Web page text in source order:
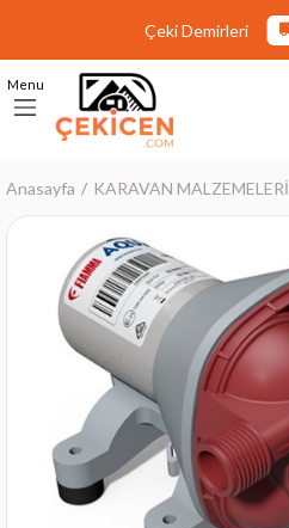
Çeki Demirleri
Menu
Anasayfa KARAVAN MALZEMELERİ